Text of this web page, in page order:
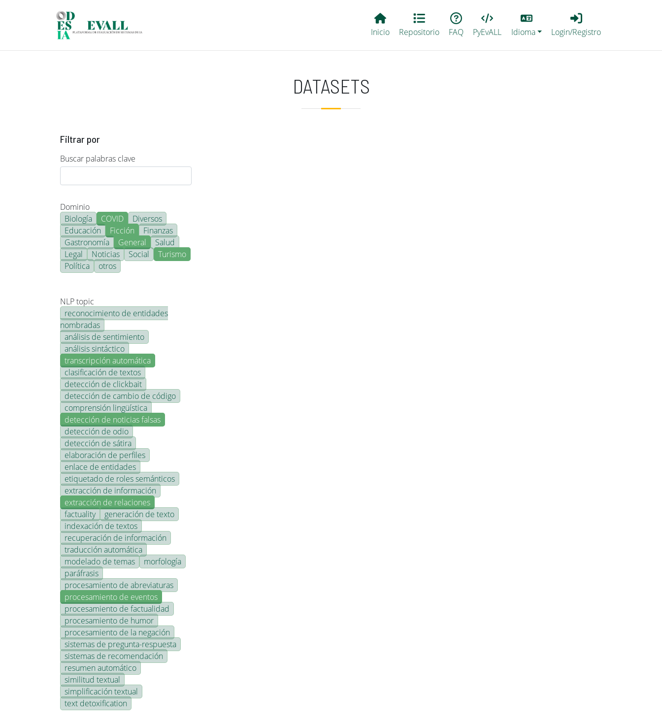
Main EvALL
Inicio Repositorio FAQ PyEvALL
Lang
Idioma
Login_Registro
Login/Registro
DATASETS
Filtrar por
Buscar palabras clave
Dominio
Biología
COVID
Diversos
Educación
Ficción
Finanzas
Gastronomía
General
Salud
Legal
Noticias Social
Turismo
Política
otros
NLP topic
reconocimiento de entidades
nombradas
análisis de sentimiento
análisis sintáctico
transcripción automática
clasificación de textos
detección de clickbait
detección de cambio de código
comprensión lingüística
detección de noticias falsas
detección de odio
detección de sátira
elaboración de perfiles
enlace de entidades
etiquetado de roles semánticos
extracción de información
extracción de relaciones
factuality
generación de texto
indexación de textos
recuperación de información
traducción automática
modelado de temas
morfología
paráfrasis
procesamiento de abreviaturas
procesamiento de eventos
procesamiento de factualidad
procesamiento de humor
procesamiento de la negación
sistemas de pregunta-respuesta
sistemas de recomendación
resumen automático
similitud textual
simplificación textual
text detoxification